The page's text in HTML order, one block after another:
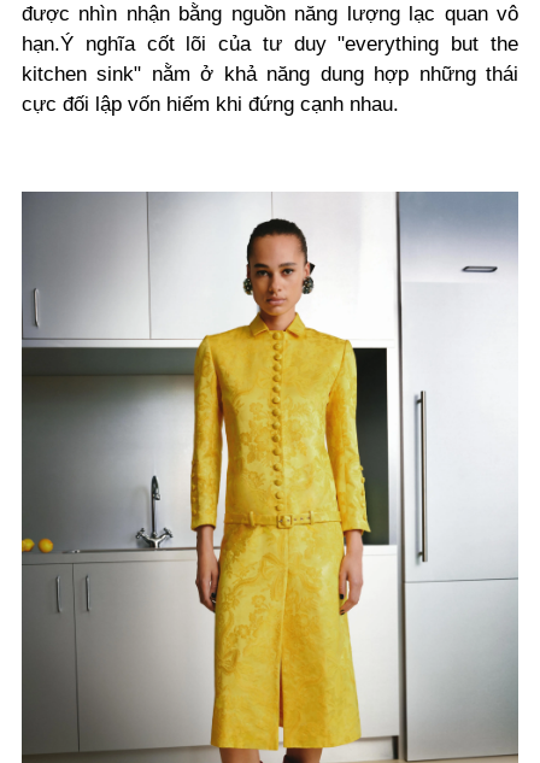
được nhìn nhận bằng nguồn năng lượng lạc quan vô
hạn.Ý nghĩa cốt lõi của tư duy "everything but the
kitchen sink" nằm ở khả năng dung hợp những thái
cực đối lập vốn hiếm khi đứng cạnh nhau.